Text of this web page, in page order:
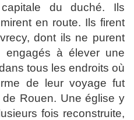
du duché. Ils
en route. Ils firent
dont ils ne purent
engagés à élever une
tous les endroits où
de leur voyage fut
Rouen. Une église y
fois reconstruite,